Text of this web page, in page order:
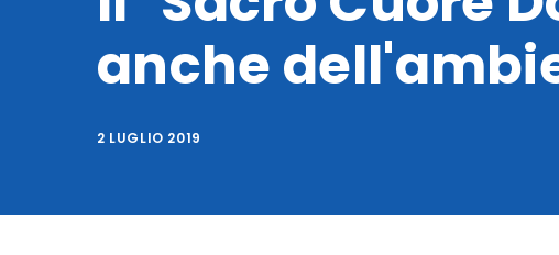
anche
2 LUGLIO 2019